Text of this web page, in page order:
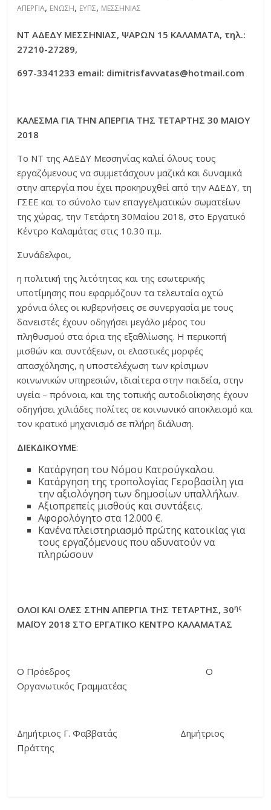
ΑΠΕΡΓΙΑ, ΕΝΩΣΗ, ΕΥΠΣ, ΜΕΣΣΗΝΙΑΣ
ΝΤ ΑΔΕΔΥ ΜΕΣΣΗΝΙΑΣ, ΨΑΡΩΝ 15 ΚΑΛΑΜΑΤΑ, τηλ.:
27210-27289,
697-3341233 email: dimitrisfavvatas@hotmail.com
ΚΑΛΕΣΜΑ ΓΙΑ ΤΗΝ ΑΠΕΡΓΙΑ ΤΗΣ ΤΕΤΑΡΤΗΣ 30 ΜΑΙΟΥ
2018
Το ΝΤ της ΑΔΕΔΥ Μεσσηνίας καλεί όλους τους
εργαζόμενους να συμμετάσχουν μαζικά και δυναμικά
στην απεργία που έχει προκηρυχθεί από την ΑΔΕΔΥ, τη
ΓΣΕΕ και το σύνολο των επαγγελματικών σωματείων
της χώρας, την Τετάρτη 30Μαΐου 2018, στο Εργατικό
Κέντρο Καλαμάτας στις 10.30 π.μ.
Συνάδελφοι,
η πολιτική της λιτότητας και της εσωτερικής
υποτίμησης που εφαρμόζουν τα τελευταία οχτώ
χρόνια όλες οι κυβερνήσεις σε συνεργασία με τους
δανειστές έχουν οδηγήσει μεγάλο μέρος του
πληθυσμού στα όρια της εξαθλίωσης. Η περικοπή
μισθών και συντάξεων, οι ελαστικές μορφές
απασχόλησης, η υποστελέχωση των κρίσιμων
κοινωνικών υπηρεσιών, ιδιαίτερα στην παιδεία, στην
υγεία – πρόνοια, και της τοπικής αυτοδιοίκησης έχουν
οδηγήσει χιλιάδες πολίτες σε κοινωνικό αποκλεισμό και
τον κρατικό μηχανισμό σε πλήρη διάλυση.
ΔΙΕΚΔΙΚΟΥΜΕ:
Κατάργηση του Νόμου Κατρούγκαλου.
Κατάργηση της τροπολογίας Γεροβασίλη για
την αξιολόγηση των δημοσίων υπαλλήλων.
Αξιοπρεπείς μισθούς και συντάξεις.
Αφορολόγητο στα 12.000 €.
Κανένα πλειστηριασμό πρώτης κατοικίας για
τους εργαζόμενους που αδυνατούν να
πληρώσουν
ΟΛΟΙ ΚΑΙ ΟΛΕΣ ΣΤΗΝ ΑΠΕΡΓΙΑ ΤΗΣ ΤΕΤΑΡΤΗΣ, 30ης
ΜΑΪΟΥ 2018 ΣΤΟ ΕΡΓΑΤΙΚΟ ΚΕΝΤΡΟ ΚΑΛΑΜΑΤΑΣ
Ο Πρόεδρος Ο
Οργανωτικός Γραμματέας
Δημήτριος Γ. Φαββατάς Δημήτριος
Πράττης